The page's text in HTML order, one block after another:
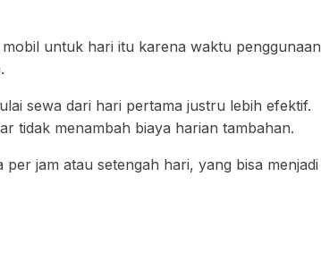
untuk hari itu karena waktu penggunaan
sewa dari hari pertama justru lebih efektif.
tidak menambah biaya harian tambahan.
jam atau setengah hari, yang bisa menjadi